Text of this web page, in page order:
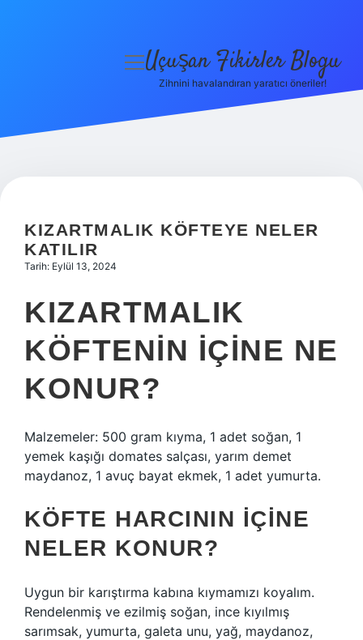
Hakkımızda
menüyü
Uçuşan Fikirler Blogu
Zihnini havalandıran yaratıcı öneriler!
KIZARTMALIK KÖFTEYE NELER
KATILIR
Tarih: Eylül 13, 2024
KIZARTMALIK
KÖFTENIN IÇINE NE
KONUR?
Malzemeler: 500 gram kıyma, 1 adet soğan, 1
yemek kaşığı domates salçası, yarım demet
maydanoz, 1 avuç bayat ekmek, 1 adet yumurta.
KÖFTE HARCININ IÇINE
NELER KONUR?
Uygun bir karıştırma kabına kıymamızı koyalım.
Rendelenmiş ve ezilmiş soğan, ince kıyılmış
sarımsak, yumurta, galeta unu, yağ, maydanoz,